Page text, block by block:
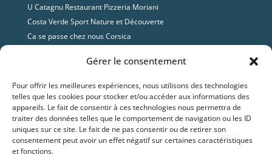
Gérer le consentement
Pour offrir les meilleures expériences, nous utilisons des technologies
telles que les cookies pour stocker et/ou accéder aux informations des
appareils. Le fait de consentir à ces technologies nous permettra de
traiter des données telles que le comportement de navigation ou les ID
uniques sur ce site. Le fait de ne pas consentir ou de retirer son
consentement peut avoir un effet négatif sur certaines caractéristiques
et fonctions.
U Catagnu Restaurant Pizzeria Moriani
Costa Verde Sport Nature et Découverte
Ca se passe chez nous Corsica
Costa Verde Aventure
Parc Galea
Hotel George Sand
Contact